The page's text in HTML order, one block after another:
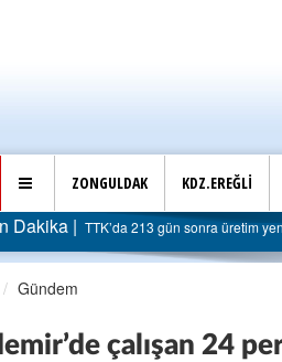
ZONGULDAK KDZ.EREĞLİ
üretim yeniden başladı: Faturası 5 milyar
Gündem
çalışan 24